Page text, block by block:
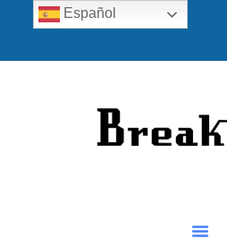
Español